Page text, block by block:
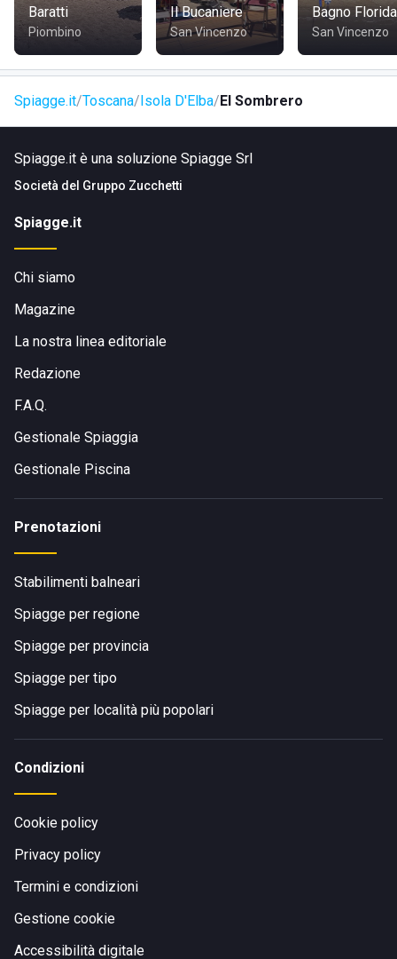
Baratti
Piombino
Il Bucaniere
San Vincenzo
Bagno Florida
San Vincenzo
Spiagge.it Toscana Isola D'Elba El Sombrero
Spiagge.it è una soluzione Spiagge Srl
Società del Gruppo Zucchetti
Spiagge.it
Chi siamo
Magazine
La nostra linea editoriale
Redazione
F.A.Q.
Gestionale Spiaggia
Gestionale Piscina
Prenotazioni
Stabilimenti balneari
Spiagge per regione
Spiagge per provincia
Spiagge per tipo
Spiagge per località più popolari
Condizioni
Cookie policy
Privacy policy
Termini e condizioni
Gestione cookie
Accessibilità digitale